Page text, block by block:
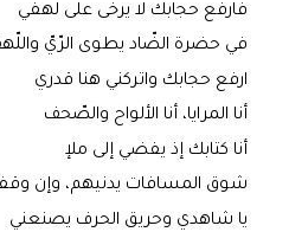
فارفع حجابك لا يرخى على لهفي
في حضرة الضّاد يطوى الرّيّ
ارفع حجابك واتركني هنا قدري
أنا المرايا، أنا الألواح والصّحف
أنا كتابك إذ يفضي إلى ملإ
شوق المسافات يدنيهم، وإن
يا شاهدي وحريق الحرف يصنعني